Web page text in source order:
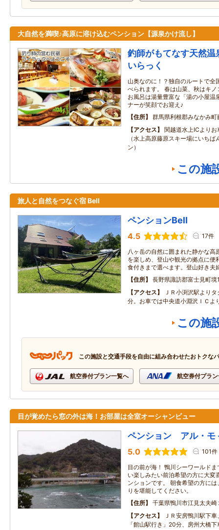
大自然を満喫♪高原に溶け込むペンション【源泉かけ流し】
釣師がもてなす天然温
いらっく
山奥なのに！？独自のルートで全
べられます。 春は山菜、秋はキ
お風呂は湯量豊富な「湯の小屋温
ナーが笑顔でお迎え♪
住所
群馬県利根郡みなかみ
アクセス
関越道水上ICより
（水上高原藤原スキー場にいちば
ン）
この施
旅人と自然をつなぐ宿 Bell
ペンションBell
4.5 17件
八ヶ岳の自然に囲まれた静かな高
を楽しめ、登山や観光の拠点に便
食付きまで選べます。登山好き夫
住所
長野県諏訪郡富士見町境
アクセス
ＪＲ小渕沢駅より
分。お車では中央道小淵沢ＩＣよ
この施
この施設と交通手段を自由に組み合わせたおトクな
航空券付プラン一覧へ 航空券付プラ
目が覚めたら窓の外は海！お部屋は全室オーシャンビュー
ペンション アル・モ
5.0 101件
目の前が海！ 鴨川シーワールド
い楽しみたい前泊希望の方に大変
ンションです。 朝食希望の方に
りを堪能してください。
住所
千葉県鴨川市江見太夫崎
アクセス
ＪＲ安房鴨川駅下
「館山駅行き」20分、房州大橋